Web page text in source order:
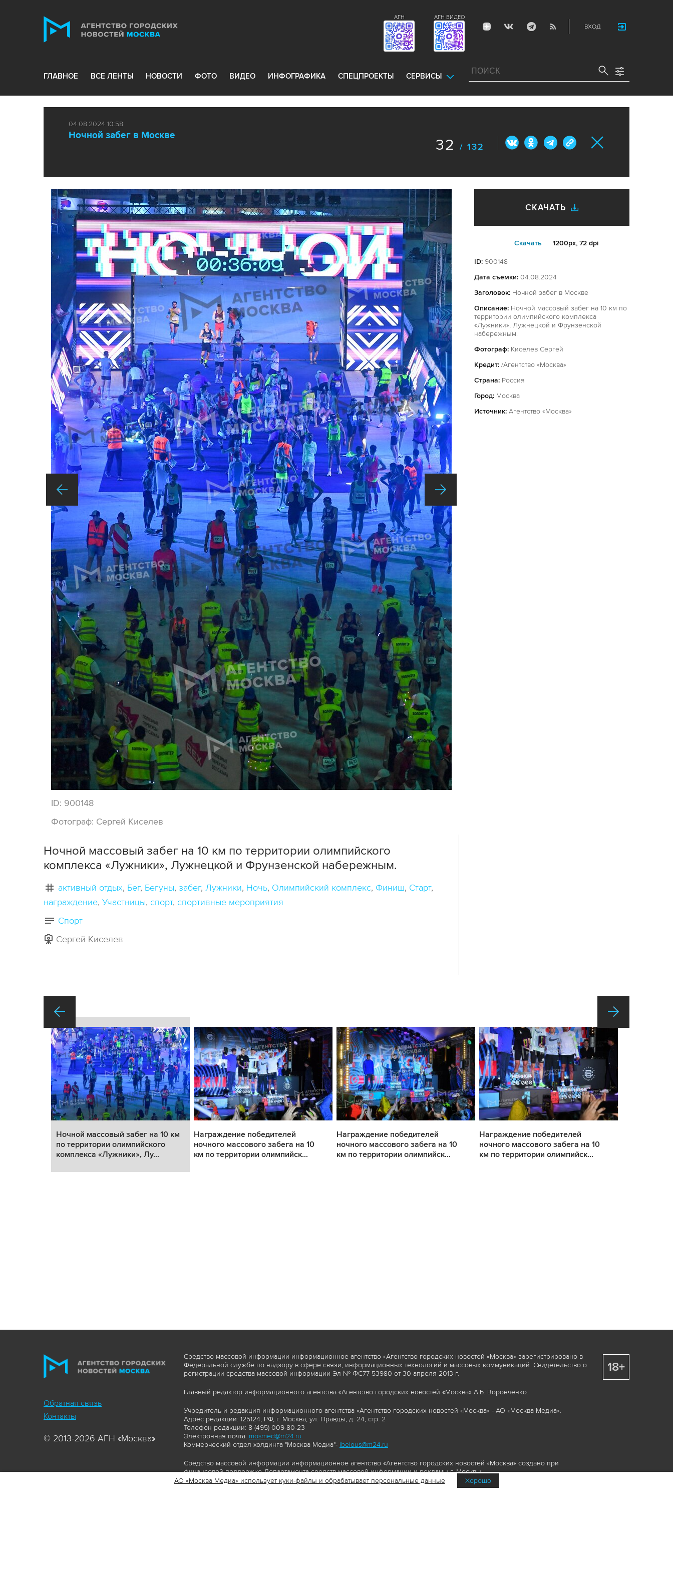
ВХОД
АГН ВИДЕО
АГН
ГЛАВНОЕ ВСЕ ЛЕНТЫ НОВОСТИ ФОТО ВИДЕО ИНФОГРАФИКА СПЕЦПРОЕКТЫ СЕРВИСЫ
04.08.2024 10:58
Ночной забег в Москве
32 / 132
ID: 900148
Фотограф: Сергей Киселев
СКАЧАТЬ
Cкачать 1200px, 72 dpi
ID: 900148
Дата съемки: 04.08.2024
Заголовок: Ночной забег в Москве
Описание: Ночной массовый забег на 10 км по
территории олимпийского комплекса
«Лужники», Лужнецкой и Фрунзенской
набережным.
Фотограф: Киселев Сергей
Кредит: /Агентство «Москва»
Страна: Россия
Город: Москва
Источник: Агентство «Москва»
Ночной массовый забег на 10 км по территории олимпийского
комплекса «Лужники», Лужнецкой и Фрунзенской набережным.
активный отдых Бег Бегуны забег Лужники Ночь Олимпийский комплекс Финиш Старт
награждение Участницы спорт спортивные мероприятия
Спорт
Сергей Киселев
Ночной массовый забег на 10 км
по территории олимпийского
комплекса «Лужники», Лу...
Награждение победителей
ночного массового забега на 10
км по территории олимпийск...
Награждение победителей
ночного массового забега на 10
км по территории олимпийск...
Награждение победителей
ночного массового забега на 10
км по территории олимпийск...
Обратная связь
Контакты
© 2013-2026 АГН «Москва»
Средство массовой информации информационное агентство «Агентство городских новостей «Москва» зарегистрировано в
Федеральной службе по надзору в сфере связи, информационных технологий и массовых коммуникаций. Свидетельство о
регистрации средства массовой информации Эл № ФС77-53980 от 30 апреля 2013 г.
Главный редактор информационного агентства «Агентство городских новостей «Москва» А.Б. Воронченко.
Учредитель и редакция информационного агентства «Агентство городских новостей «Москва» - АО «Москва Медиа».
Адрес редакции: 125124, РФ, г. Москва, ул. Правды, д. 24, стр. 2
Телефон редакции: 8 (495) 009-80-23
Электронная почта: mosmed@m24.ru
Коммерческий отдел холдинга "Москва Медиа"- ibelous@m24.ru
Средство массовой информации информационное агентство «Агентство городских новостей «Москва» создано при
финансовой поддержке Департамента средств массовой информации и рекламы г. Москвы.
Сайт https://www.mskagency.ru содержит материалы, товарные знаки и иные охраняемые элементы, включая, но, не
18+
АО «Москва Медиа» использует куки-файлы и обрабатывает персональные данные Хорошо